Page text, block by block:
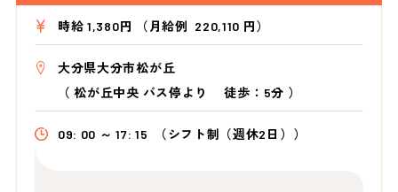
時給 1,380円 （月給例 220,110 円）
大分県大分市松が丘
（松が丘中央 バス停より徒歩：5分 ）
09: 00 ～ 17: 15 （シフト制（週休2日））